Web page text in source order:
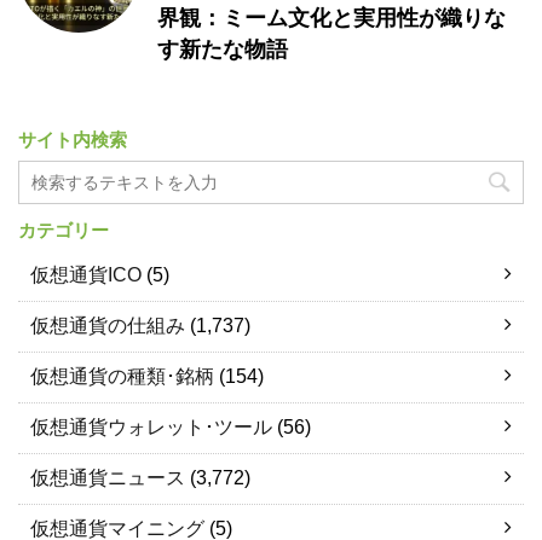
界観：ミーム文化と実用性が織りな
す新たな物語
サイト内検索
カテゴリー
仮想通貨ICO (5)
仮想通貨の仕組み (1,737)
仮想通貨の種類･銘柄 (154)
仮想通貨ウォレット･ツール (56)
仮想通貨ニュース (3,772)
仮想通貨マイニング (5)